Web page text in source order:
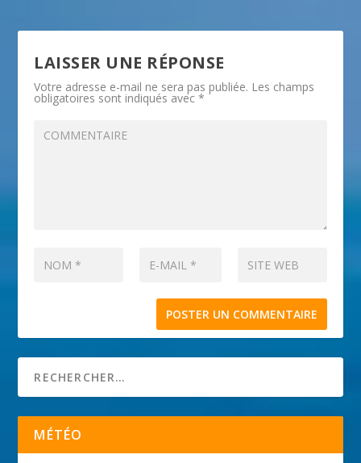
LAISSER UNE RÉPONSE
Votre adresse e-mail ne sera pas publiée. Les champs
obligatoires sont indiqués avec*
MÉTÉO